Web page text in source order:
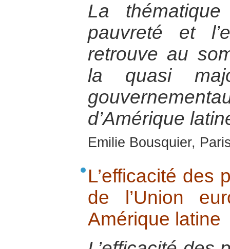
La
pauvreté et
retrouve au
la quasi
d’Amérique
Emilie Bousquier,
L’efficacité des
de l’Union
Amérique latine